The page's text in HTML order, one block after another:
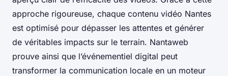
approche rigoureuse, chaque contenu vidéo Nantes
est optimisé pour dépasser les attentes et générer
de véritables impacts sur le terrain. Nantaweb
prouve ainsi que l’événementiel digital peut
transformer la communication locale en un moteur